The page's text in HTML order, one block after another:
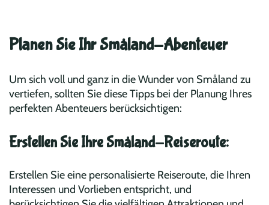
Planen Sie Ihr Småland-Abenteuer
Um sich voll und ganz in die Wunder von Småland zu
vertiefen, sollten Sie diese Tipps bei der Planung Ihres
perfekten Abenteuers berücksichtigen:
Erstellen Sie Ihre Småland-Reiseroute:
Erstellen Sie eine personalisierte Reiseroute, die Ihren
Interessen und Vorlieben entspricht, und